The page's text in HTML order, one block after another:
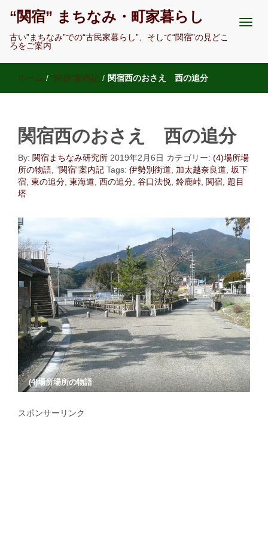
“関宿” まちなみ・町家暮らし
古い”まちなみ”での“古民家暮らし”、そして“関宿”の見どこ
ろをご案内
ホーム / ”関宿”案内記 / 関宿西のおさえ 西の追分
関宿西のおさえ 西の追分
By: 関宿まちなみ研究所 2019年2月6日 カテゴリー: (4)場所場
所の物語 ”関宿”案内記 Tags: 伊勢別街道 加太越奈良道 坂下
宿 東の追分 東海道 西の追分 谷口法悦 鈴鹿峠 関宿 題目
塔
(4)場所場所の物語
スポンサーリンク